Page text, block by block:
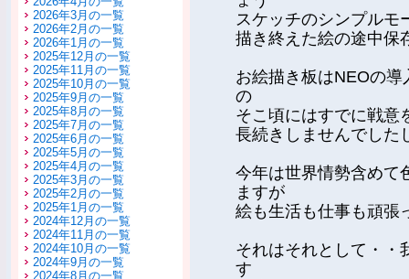
2026年3月の一覧
2026年2月の一覧
2026年1月の一覧
2025年12月の一覧
2025年11月の一覧
2025年10月の一覧
2025年9月の一覧
2025年8月の一覧
2025年7月の一覧
2025年6月の一覧
2025年5月の一覧
2025年4月の一覧
2025年3月の一覧
2025年2月の一覧
2025年1月の一覧
2024年12月の一覧
2024年11月の一覧
2024年10月の一覧
2024年9月の一覧
2024年8月の一覧
スケッチのシンプルモ
描き終えた絵の途中保
お絵描き板はNEOの
の
そこ頃にはすでに戦意
長続きしませんでした
今年は世界情勢含めて
ますが
絵も生活も仕事も頑張
それはそれとして・・
す